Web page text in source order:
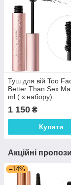
Туш для вій Too
Better Than Sex
ml ( з набору).
1 150 ₴
Купити
Акційні
–14%